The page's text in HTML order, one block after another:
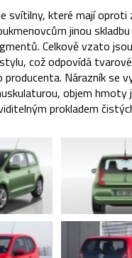
svítilny, které mají oproti
jinou
Celkově vzato
což odpovídá
producenta. Nárazník se
objem hmoty
prokladem